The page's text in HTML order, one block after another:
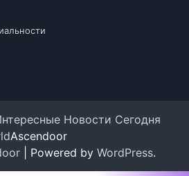
Новости Сегодня
Ascendoor
| Powered by WordPress.